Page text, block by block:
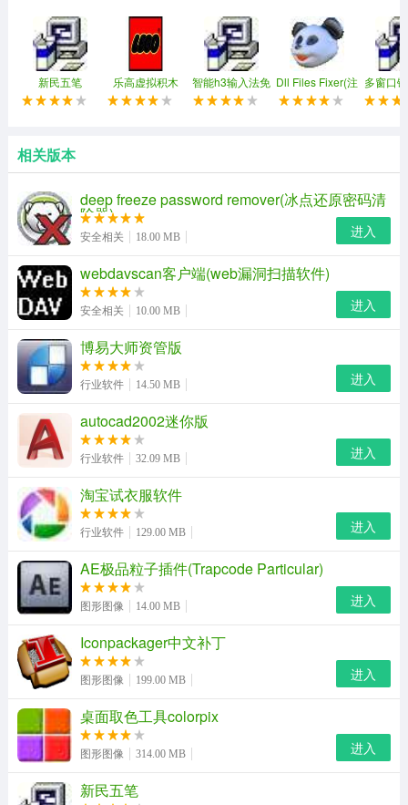
在 LEGO Digital Designer 里所有的积木颗粒都应有尽
有，免除了现实生活中要一颗每一颗的窘境，而且还可以
上乐高官网下载其他人分享的模型图纸，也可以导出自己
的方案跟大家分享。不过当然还是实物有手感，还可以在
新民五笔
乐高虚拟积木
(ldd)
智能h3输入法免
费修改版
Dll Files Fixer(注
册表修复工具)
多窗口
同步控
相关版本
deep freeze password remover(冰点还原密码清
除器)
安全相关 18.00 MB 进入
webdavscan客户端(web漏洞扫描软件)
安全相关 10.00 MB 进入
博易大师资管版
行业软件 14.50 MB 进入
autocad2002迷你版
行业软件 32.09 MB 进入
淘宝试衣服软件
行业软件 129.00 MB 进入
AE极品粒子插件(Trapcode Particular)
图形图像 14.00 MB 进入
Iconpackager中文补丁
图形图像 199.00 MB 进入
桌面取色工具colorpix
图形图像 314.00 MB 进入
新民五笔